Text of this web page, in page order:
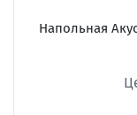
Напольная